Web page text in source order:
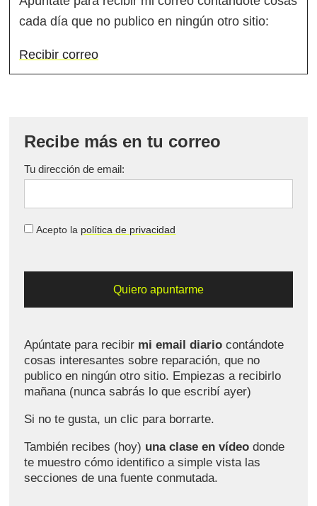
cada día que no publico en ningún otro sitio:
Recibir correo
Recibe más en tu correo
Tu dirección de email:
Acepto la política de privacidad
Apúntate para recibir mi email diario contándote
cosas interesantes sobre reparación, que no
publico en ningún otro sitio. Empiezas a recibirlo
mañana (nunca sabrás lo que escribí ayer)
Si no te gusta, un clic para borrarte.
También recibes (hoy) una clase en vídeo donde
te muestro cómo identifico a simple vista las
secciones de una fuente conmutada.